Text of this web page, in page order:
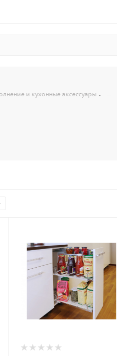
и кухонные аксессуары —